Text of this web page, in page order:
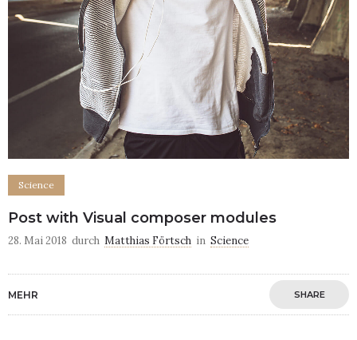
Science
Post with Visual composer modules
28. Mai 2018 durch Matthias Förtsch in Science
MEHR SHARE